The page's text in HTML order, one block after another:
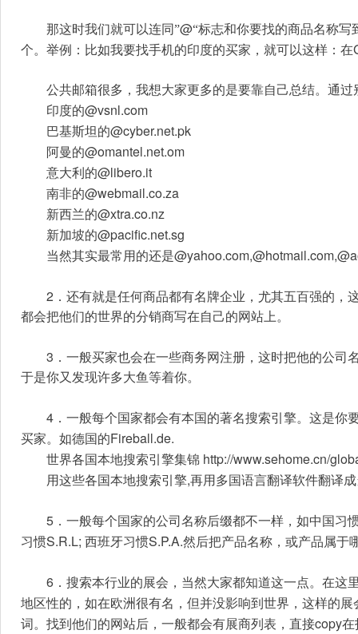
那这时我们就可以连同”@“标志和你要找的商品名称写
个。举例：比如我要找手机的印度的买家，就可以这样：在
公共邮箱很多，我想大家更多的是要靠自己总结。通
印度的@vsnl.com
巴基斯坦的@cyber.net.pk
阿曼的@omantel.net.om
意大利的@libero.it
南非的@webmail.co.za
新西兰的@xtra.co.nz
新加坡的@pacific.net.sg
当然其实最常用的还是
2 ．还有就是任何商品都有名牌企业，尤其五百强的，
都会把他们的世界的分销商写在自己的网站上。
3 ．一般买家也会在一些商务网注册，这时把他的公司
于是你又发现许多大鱼等着你。
4 ．一般每个国家都会有本国的著名搜索引擎。这是
买家。如德国的Fireball.de.
世界各国本地搜索引擎集锦 http://www.sehome.cn/
用这些各国本地搜索引擎,再用多国语言翻译软件翻译
5 ．一般每个国家的公司名称后缀都不一样，如中国习
习惯S.R.L; 西班牙习惯S.P.A.然后把产品名称，或产品属于
6 ．搜索本行业的展会，当然大家都知道这一点。在
地区性的，如在欧洲很有名，但并没影响到世界，这样的
词。找到他们的网站后，一般都会有展商列表，直接copy在